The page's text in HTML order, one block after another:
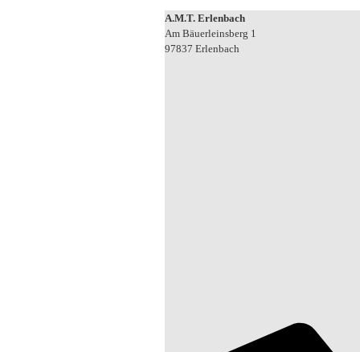
A.M.T. Erlenbach
Am Bäuerleinsberg 1
97837 Erlenbach